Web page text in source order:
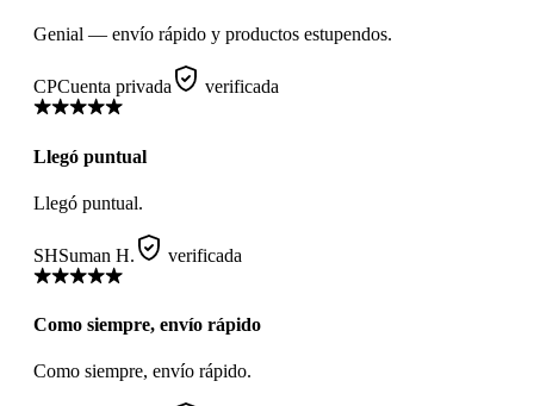
Genial — envío rápido y productos estupendos.
CPCuenta privada verificada
Llegó puntual
Llegó puntual.
SHSuman H. verificada
Como siempre, envío rápido
Como siempre, envío rápido.